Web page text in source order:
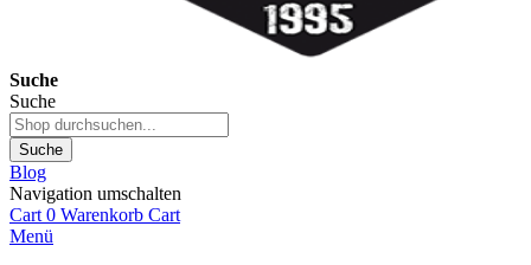
Suche
Suche
Suche
Blog
Navigation umschalten
Cart 0 Warenkorb Cart
Menü